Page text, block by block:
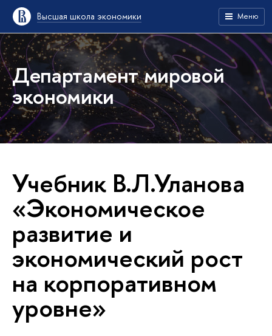
Высшая школа экономики Меню
Департамент мировой
экономики
Учебник В.Л.Уланова
«Экономическое
развитие и
экономический рост
на корпоративном
уровне»